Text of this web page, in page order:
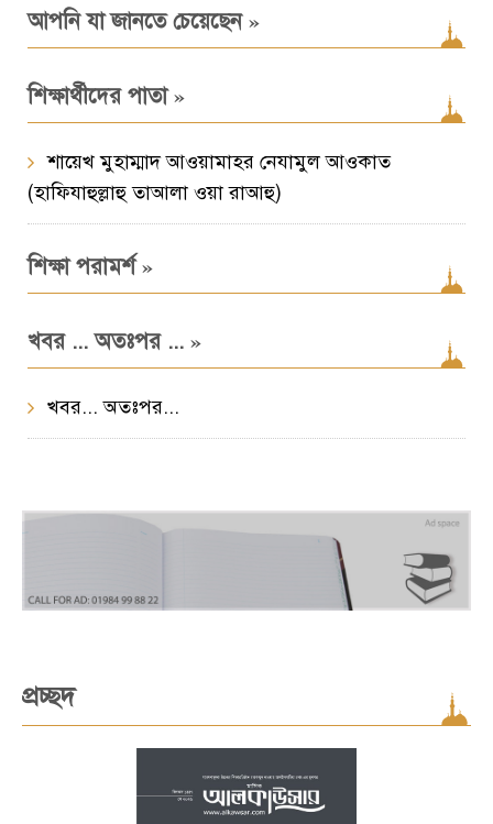
আপনি যা জানতে চেয়েছেন »
শিক্ষার্থীদের পাতা»
শায়েখ মুহাম্মাদ আওয়ামাহর নেযামুল আওকাত
(হাফিযাহুল্লাহু তাআলা ওয়া রাআহু)
শিক্ষা পরামর্শ»
খবর ... অতঃপর ... »
খবর... অতঃপর...
প্রচ্ছদ